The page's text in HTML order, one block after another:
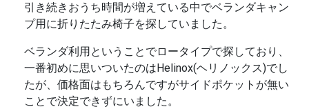
引き続きおうち時間が増えている中でベランダキャン
プ用に折りたたみ椅子を探していました。
ベランダ利用ということでロータイプで探しており、
一番初めに思いついたのはHelinox(ヘリノックス)でし
たが、価格面はもちろんですがサイドポケットが無い
ことで決定できずにいました。